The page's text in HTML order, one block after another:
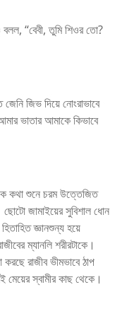
“বেবী, তুমি শিওর তো?
জিভ দিয়ে নোংরাভাবে
ভাতার আমাকে কিভাবে
কথা শুনে চরম উত্তেজিত
ছোটো জামাইয়ের সুবিশাল ধোন
জ্ঞানশুন্য হয়ে
ম্যানলি শরীরটাকে।
রাজীব ভীমভাবে ঠাপ
মেয়ের স্বামীর কাছ থেকে।